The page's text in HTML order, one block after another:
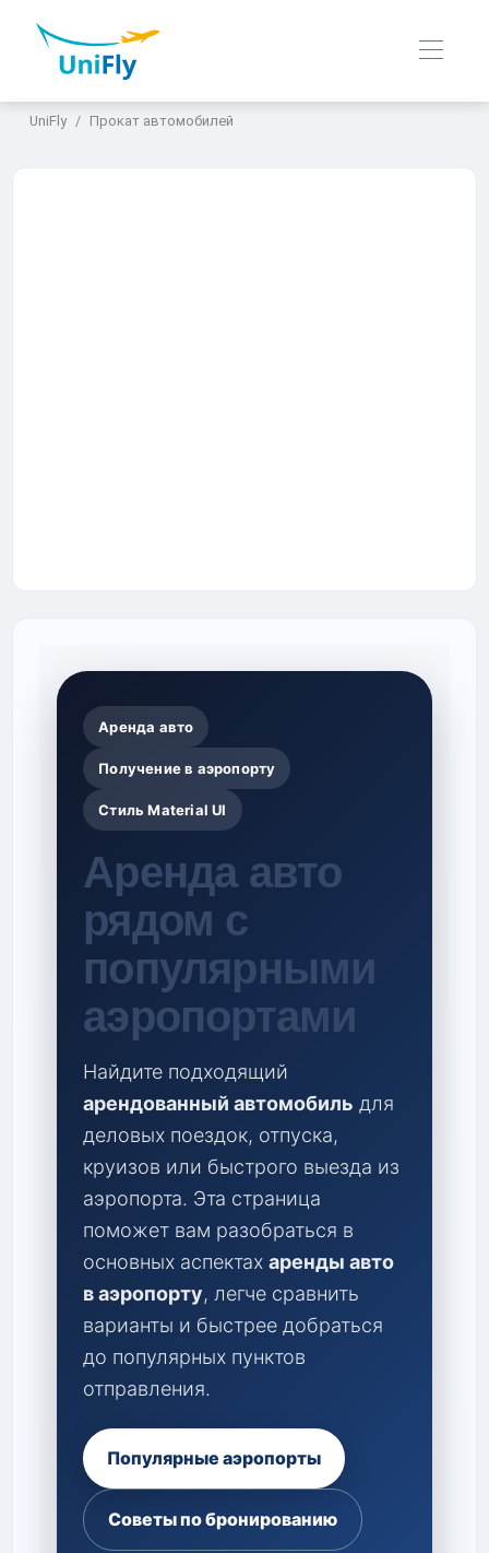
UniFly Прокат автомобилей
Аренда авто
Получение в аэропорту
Стиль Material UI
Аренда авто
рядом с
популярными
аэропортами
Найдите подходящий
арендованный автомобиль для
деловых поездок, отпуска,
круизов или быстрого выезда из
аэропорта. Эта страница
поможет вам разобраться в
основных аспектахаренды авто
в аэропорту, легче сравнить
варианты и быстрее добраться
до популярных пунктов
отправления.
Популярные аэропорты
Советы по бронированию